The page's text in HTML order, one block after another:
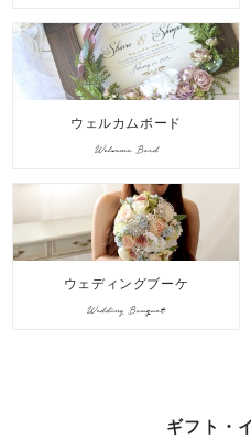
ウェルカムボード
Welcome Bord
ウェディングブーケ
Wedding Bouquet
ギフト・